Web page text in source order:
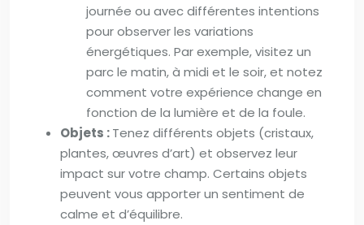
journée ou avec différentes intentions
pour observer les variations
énergétiques. Par exemple, visitez un
parc le matin, à midi et le soir, et notez
comment votre expérience change en
fonction de la lumière et de la foule.
Objets :Tenez différents objets (cristaux,
plantes, œuvres d’art) et observez leur
impact sur votre champ. Certains objets
peuvent vous apporter un sentiment de
calme et d’équilibre.